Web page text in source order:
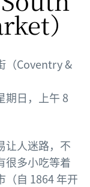
）
（Coventry &
期日，上午 8
让人迷路，不
很多小吃等着
（自 1864 年开